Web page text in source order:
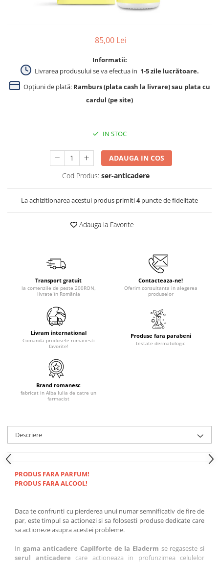
85,00 Lei
Informatii:
Livrarea produsului se va efectua in 1-5 zile lucrătoare.
Opțiuni de plată: Ramburs (plata cash la livrare) sau plata cu
cardul (pe site)
IN STOC
ADAUGA IN COS
Cod Produs: ser-anticadere
La achizitionarea acestui produs primiti4puncte de fidelitate
Adauga la Favorite
Transport gratuit
la comenzile de peste 200RON,
livrate în România
Contacteaza-ne!
Oferim consultanta in alegerea
produselor
Livram international
Comanda produsele romanesti
favorite!
Produse fara parabeni
testate dermatologic
Brand romanesc
fabricat in Alba Iulia de catre un
farmacist
Descriere
PRODUS FARA PARFUM!
PRODUS FARA ALCOOL!
Daca te confrunti cu pierderea unui numar semnificativ de fire de
par, este timpul sa actionezi si sa folosesti produse dedicate care
sa actioneze asupra acestei probleme.
In gama anticadere Capilforte de la Eladerm se regaseste si
serul anticadere care actioneaza in profunzimea celulelor